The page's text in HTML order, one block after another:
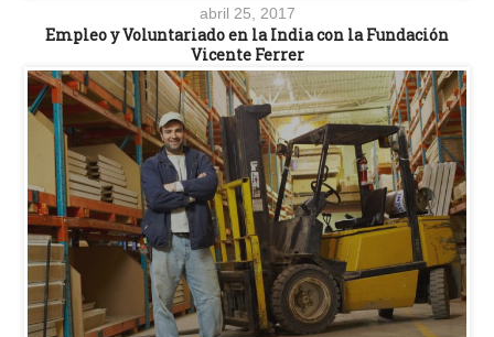
abril 25, 2017
Empleo y Voluntariado en la India con la Fundación
Vicente Ferrer